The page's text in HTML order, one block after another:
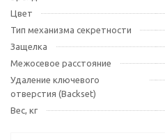
Цвет
Тип механизма секретности
Защелка
Межосевое расстояние
Удаление ключевого
отверстия (Backset)
Вес, кг